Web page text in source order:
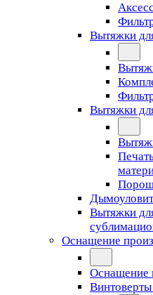
Вытяжки
Вытяжки
Вытяжки
Оснащение
Оснащение
Винтоверты